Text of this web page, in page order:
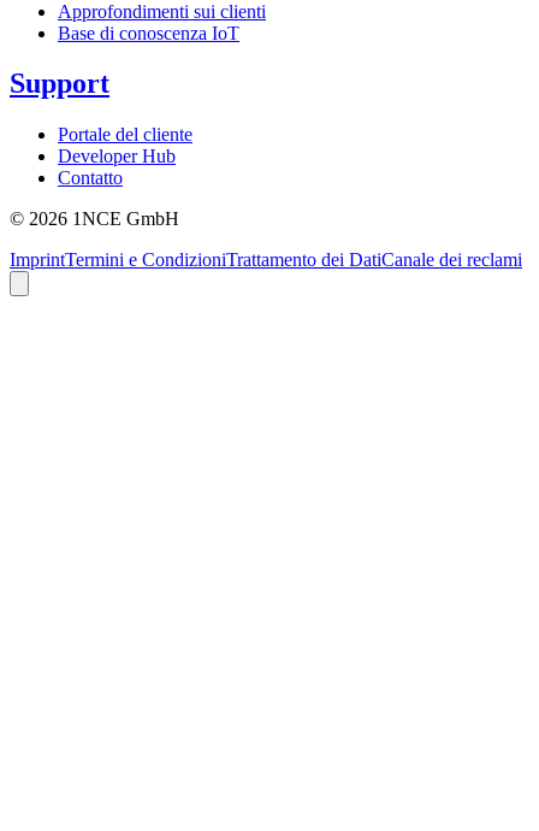
Approfondimenti sui clienti
Base di conoscenza IoT
Support
Portale del cliente
Developer Hub
Contatto
© 2026 1NCE GmbH
ImprintTermini e CondizioniTrattamento dei DatiCanale dei reclami